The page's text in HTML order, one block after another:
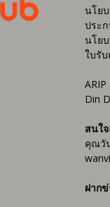
นโย
ประ
นโย
ใบรั
Din
สนใ
คุณวั
ฝาก